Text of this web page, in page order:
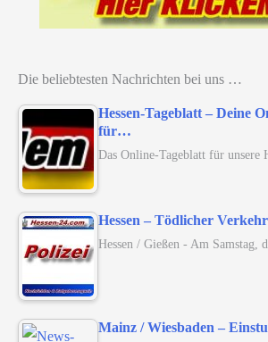
Die beliebtesten Nachrichten bei uns …
Hessen-Tageblatt – Deine
für…
Das Online-Tageblatt für
Hessen – Tödlicher
Hessen / Gießen - Am Samstag,
Mainz / Wiesbaden –